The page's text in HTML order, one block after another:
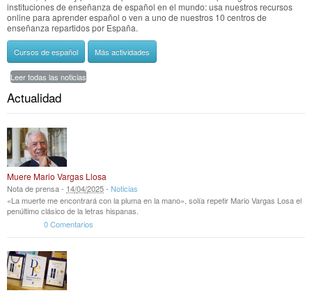
instituciones de enseñanza de español en el mundo: usa nuestros recursos
online para aprender español o ven a uno de nuestros 10 centros de
enseñanza repartidos por España.
Cursos de español Más actividades
Leer todas las noticias
Actualidad
Muere Mario Vargas Llosa
Nota de prensa - 14/04/2025- Noticias
«La muerte me encontrará con la pluma en la mano», solía repetir Mario Vargas Losa el
penúltimo clásico de la letras hispanas.
0 Comentarios